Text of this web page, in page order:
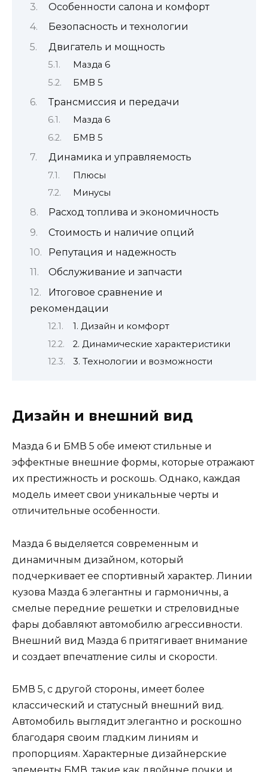
Особенности салона и комфорт
Безопасность и технологии
Двигатель и мощность
Мазда 6
БМВ 5
Трансмиссия и передачи
Мазда 6
БМВ 5
Динамика и управляемость
Плюсы
Минусы
Расход топлива и экономичность
Стоимость и наличие опций
Репутация и надежность
Обслуживание и запчасти
Итоговое сравнение и
рекомендации
1. Дизайн и комфорт
2. Динамические характеристики
3. Технологии и возможности
Дизайн и внешний вид
Мазда 6 и БМВ 5 обе имеют стильные и
эффектные внешние формы, которые отражают
их престижность и роскошь. Однако, каждая
модель имеет свои уникальные черты и
отличительные особенности.
Мазда 6 выделяется современным и
динамичным дизайном, который
подчеркивает ее спортивный характер. Линии
кузова Мазда 6 элегантны и гармоничны, а
смелые передние решетки и стреловидные
фары добавляют автомобилю агрессивности.
Внешний вид Мазда 6 притягивает внимание
и создает впечатление силы и скорости.
БМВ 5, с другой стороны, имеет более
классический и статусный внешний вид.
Автомобиль выглядит элегантно и роскошно
благодаря своим гладким линиям и
пропорциям. Характерные дизайнерские